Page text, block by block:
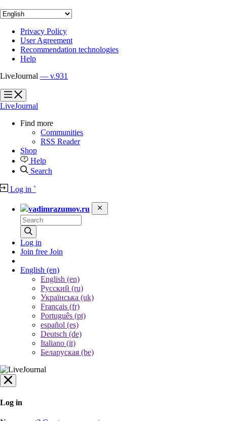
Privacy Policy
User Agreement
Recommendation technologies
Help
LiveJournal — v.931
?
?
LiveJournal
Find more
Communities
RSS Reader
Shop
Help
Search
Log in `
vadimrazumov.ru
Log in
Join free Join
English (en)
English (en)
Русский (ru)
Українська (uk)
Français (fr)
Português (pt)
español (es)
Deutsch (de)
Italiano (it)
Беларуская (be)
Log in